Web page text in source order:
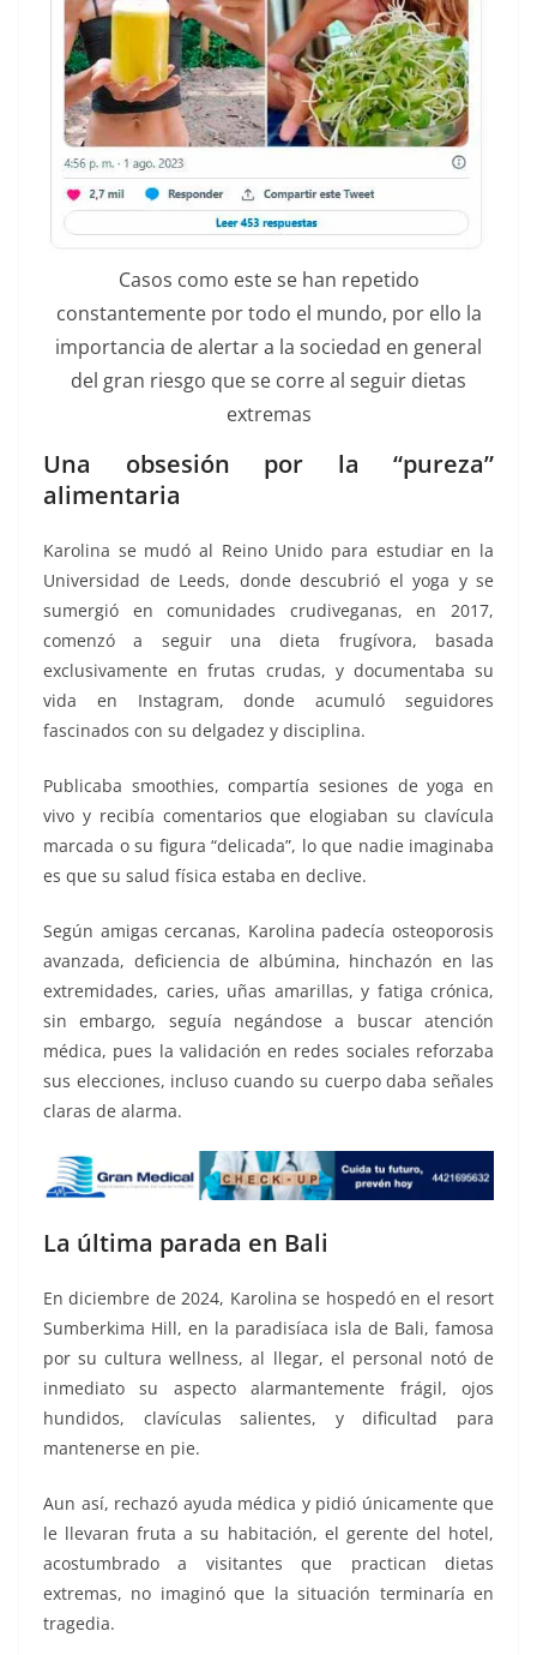
Casos como este se han repetido
constantemente por todo el mundo, por ello la
importancia de alertar a la sociedad en general
del gran riesgo que se corre al seguir dietas
extremas
Una obsesión por la “pureza”
alimentaria
Karolina se mudó al Reino Unido para estudiar en la
Universidad de Leeds, donde descubrió el yoga y se
sumergió en comunidades crudiveganas, en 2017,
comenzó a seguir una dieta frugívora, basada
exclusivamente en frutas crudas, y documentaba su
vida en Instagram, donde acumuló seguidores
fascinados con su delgadez y disciplina.
Publicaba smoothies, compartía sesiones de yoga en
vivo y recibía comentarios que elogiaban su clavícula
marcada o su figura “delicada”, lo que nadie imaginaba
es que su salud física estaba en declive.
Según amigas cercanas, Karolina padecía osteoporosis
avanzada, deficiencia de albúmina, hinchazón en las
extremidades, caries, uñas amarillas, y fatiga crónica,
sin embargo, seguía negándose a buscar atención
médica, pues la validación en redes sociales reforzaba
sus elecciones, incluso cuando su cuerpo daba señales
claras de alarma.
La última parada en Bali
En diciembre de 2024, Karolina se hospedó en el resort
Sumberkima Hill, en la paradisíaca isla de Bali, famosa
por su cultura wellness, al llegar, el personal notó de
inmediato su aspecto alarmantemente frágil, ojos
hundidos, clavículas salientes, y dificultad para
mantenerse en pie.
Aun así, rechazó ayuda médica y pidió únicamente que
le llevaran fruta a su habitación, el gerente del hotel,
acostumbrado a visitantes que practican dietas
extremas, no imaginó que la situación terminaría en
tragedia.